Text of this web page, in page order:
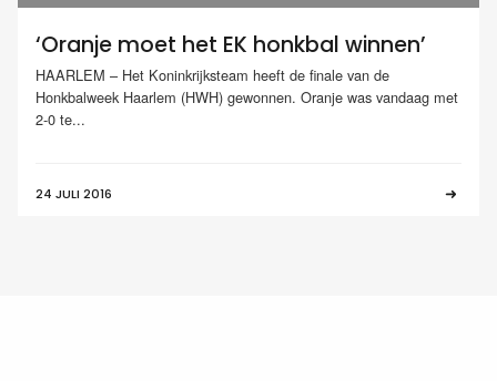
‘Oranje moet het EK honkbal winnen’
HAARLEM – Het Koninkrijksteam heeft de finale van de
Honkbalweek Haarlem (HWH) gewonnen. Oranje was vandaag met
2-0 te...
24 JULI 2016